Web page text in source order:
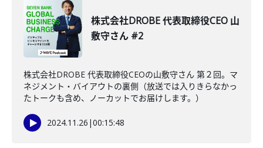
株式会社DROBE 代表取締役CEO 山
敷守さん #2
株式会社DROBE 代表取締役CEOの山敷守さん 第２回。マ
ネジメント・バイアウトの裏側（放送では入りきらなかっ
たトークも含め、ノーカットでお届けします。）
2024.11.26 |00:15:48